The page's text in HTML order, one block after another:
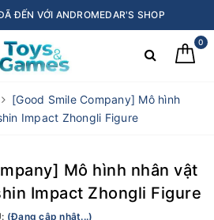
ĐẾN VỚI ANDROMEDAR'S SHOP
0
[Good Smile Company] Mô hình
Impact Zhongli Figure
Mô hình nhân vật
Impact Zhongli Figure
(Đang cập nhật...)